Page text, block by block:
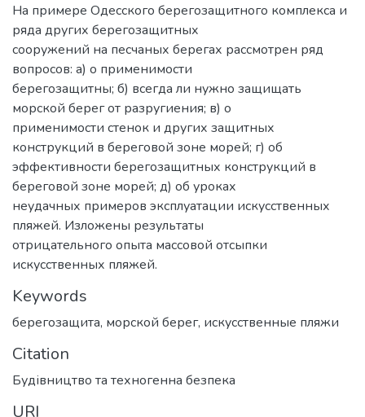
На примере Одесского берегозащитного комплекса и
ряда других берегозащитных
сооружений на песчаных берегах рассмотрен ряд
вопросов: а) о применимости
берегозащитны; б) всегда ли нужно защищать
морской берег от разругиения; в) о
применимости стенок и других защитных
конструкций в береговой зоне морей; г) об
эффективности берегозащитных конструкций в
береговой зоне морей; д) об уроках
неудачных примеров эксплуатации искусственных
пляжей. Изложены результаты
отрицательного опыта массовой отсыпки
искусственных пляжей.
Keywords
берегозащита, морской берег, искусственные пляжи
Citation
Будівництво та техногенна безпека
URI